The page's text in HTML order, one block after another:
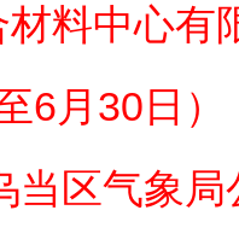
料中心有
6月30日）
当区气象